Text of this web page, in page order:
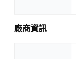
廠商資訊